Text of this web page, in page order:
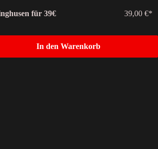
für 39€ 39,00 €*
In den Warenkorb